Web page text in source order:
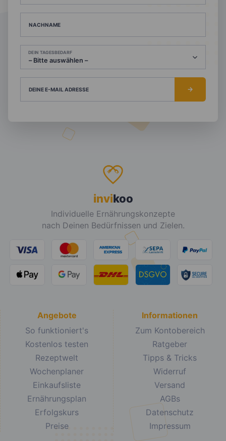
NACHNAME
DEIN TAGESBEDARF
DEINE E-MAIL ADRESSE
invikoo
Individuelle Ernährungskonzepte
nach Deinen Bedürfnissen und Zielen.
Angebote
So funktioniert's
Kostenlos testen
Rezeptwelt
Wochenplaner
Einkaufsliste
Ernährungsplan
Erfolgskurs
Preise
Informationen
Zum Kontobereich
Ratgeber
Tipps & Tricks
Widerruf
Versand
AGBs
Datenschutz
Impressum